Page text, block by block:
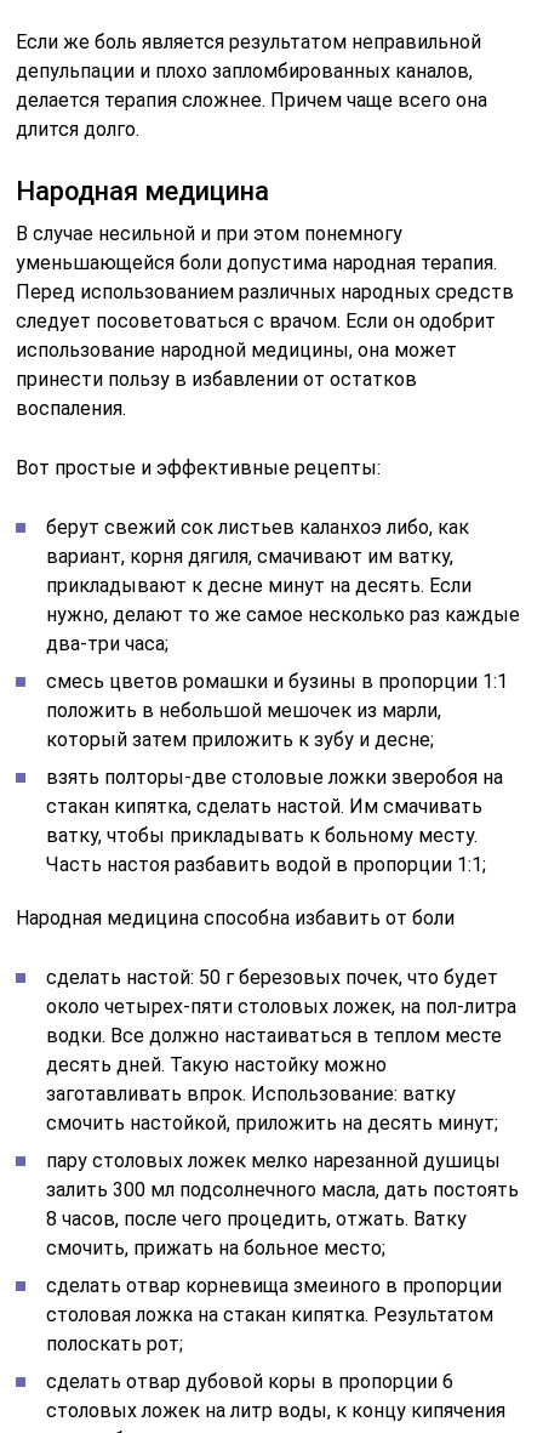
Если же боль является результатом неправильной
депульпации и плохо запломбированных каналов,
делается терапия сложнее. Причем чаще всего она
длится долго.
Народная медицина
В случае несильной и при этом понемногу
уменьшающейся боли допустима народная терапия.
Перед использованием различных народных средств
следует посоветоваться с врачом. Если он одобрит
использование народной медицины, она может
принести пользу в избавлении от остатков
воспаления.
Вот простые и эффективные рецепты:
берут свежий сок листьев каланхоэ либо, как
вариант, корня дягиля, смачивают им ватку,
прикладывают к десне минут на десять. Если
нужно, делают то же самое несколько раз каждые
два-три часа;
смесь цветов ромашки и бузины в пропорции 1:1
положить в небольшой мешочек из марли,
который затем приложить к зубу и десне;
взять полторы-две столовые ложки зверобоя на
стакан кипятка, сделать настой. Им смачивать
ватку, чтобы прикладывать к больному месту.
Часть настоя разбавить водой в пропорции 1:1;
Народная медицина способна избавить от боли
сделать настой: 50 г березовых почек, что будет
около четырех-пяти столовых ложек, на пол-литра
водки. Все должно настаиваться в теплом месте
десять дней. Такую настойку можно
заготавливать впрок. Использование: ватку
смочить настойкой, приложить на десять минут;
пару столовых ложек мелко нарезанной душицы
залить 300 мл подсолнечного масла, дать постоять
8 часов, после чего процедить, отжать. Ватку
смочить, прижать на больное место;
сделать отвар корневища змеиного в пропорции
столовая ложка на стакан кипятка. Результатом
полоскать рот;
сделать отвар дубовой коры в пропорции 6
столовых ложек на литр воды, к концу кипячения